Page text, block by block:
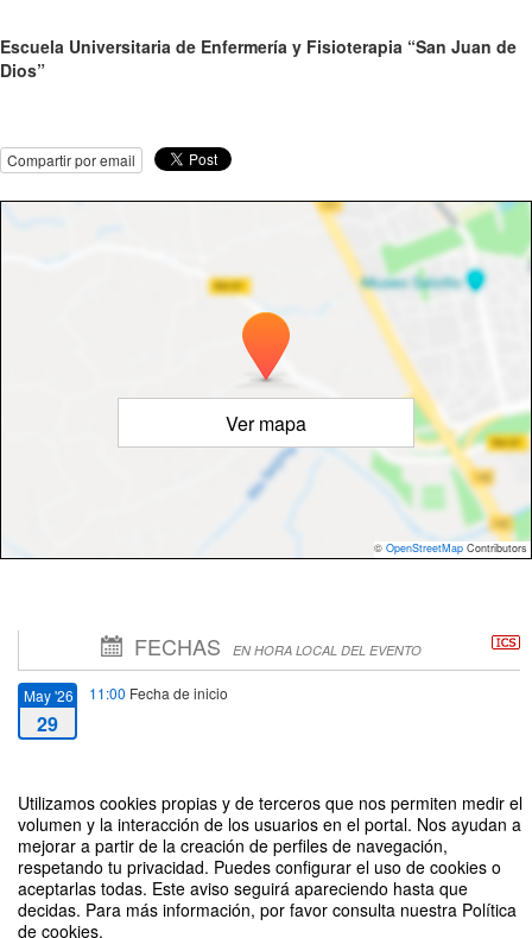
Utilizamos cookies propias y de terceros que nos permiten medir el
volumen y la interacción de los usuarios en el portal. Nos ayudan a
mejorar a partir de la creación de perfiles de navegación,
respetando tu privacidad. Puedes configurar el uso de cookies o
aceptarlas todas. Este aviso seguirá apareciendo hasta que
decidas. Para más información, por favor consulta nuestra Política
de cookies.
Escuela Universitaria de Enfermería y Fisioterapia “San Juan de
Dios”
Compartir por email
Ver mapa
© OpenStreetMap Contributors
FECHAS EN HORA LOCAL DEL EVENTO
May '26
29
11:00 Fecha de inicio
29